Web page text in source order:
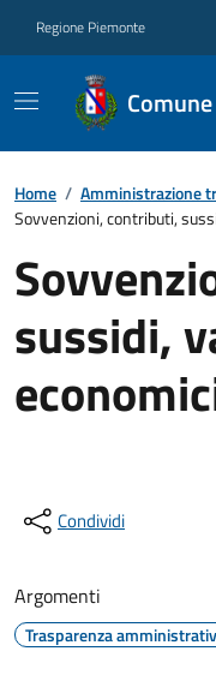
Regione Piemonte
Home / Amministrazione
Sovvenzioni, contributi,
sussidi,
Condividi
Argomenti
Trasparenza